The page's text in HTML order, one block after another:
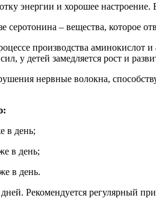
энергии и хорошее
серотонина – вещества, которое
производства аминокислот
у детей замедляется рост и
нервные волокна,
в день;
в день;
в день.
Рекомендуется регулярный